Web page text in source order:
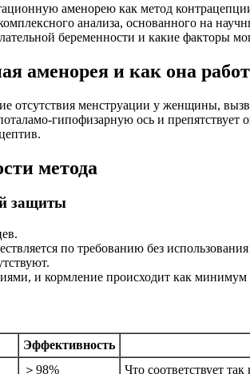
аменорею как метод
анализа, основанного на
беременности и какие факторы
аменорея и как она
отсутствия менструации у женщины,
гипофизарную ось и
метода
защиты
по требованию без
и кормление происходит как минимум
Эффективность
＞98%
Что соответствует